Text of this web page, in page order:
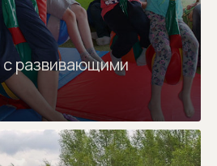
развивающими